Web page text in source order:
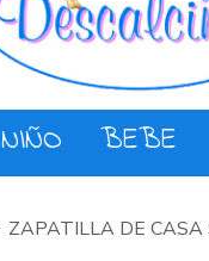
NIÑO BEBE
ZAPATILLA DE CASA